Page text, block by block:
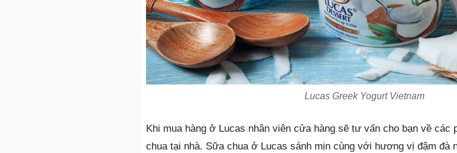
Lucas Greek Yogurt Vietnam
Khi mua hàng ở Lucas nhân viên cửa hàng sẽ tư vấn cho bạn về các
chua tại nhà. Sữa chua ở Lucas sánh mịn cùng với hương vị đậm đà